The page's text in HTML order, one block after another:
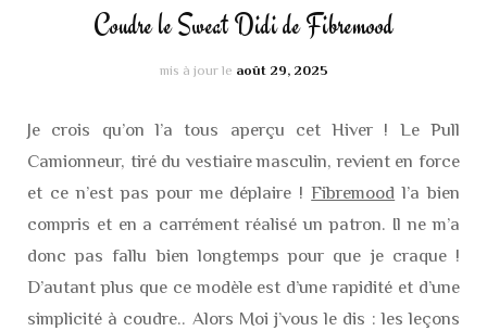
Coudre le Sweat Didi de Fibremood
mis à jour le août 29, 2025
Je crois qu’on l’a tous aperçu cet Hiver ! Le Pull
Camionneur, tiré du vestiaire masculin, revient en force
et ce n’est pas pour me déplaire !Fibremood l’a bien
compris et en a carrément réalisé un patron. Il ne m’a
donc pas fallu bien longtemps pour que je craque !
D’autant plus que ce modèle est d’une rapidité et d’une
simplicité à coudre.. Alors Moi j’vous le dis : les leçons